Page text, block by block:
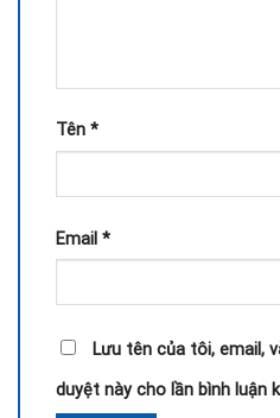
Tên *
Email *
Lưu tên của tôi, email,
duyệt này cho lần bình luận